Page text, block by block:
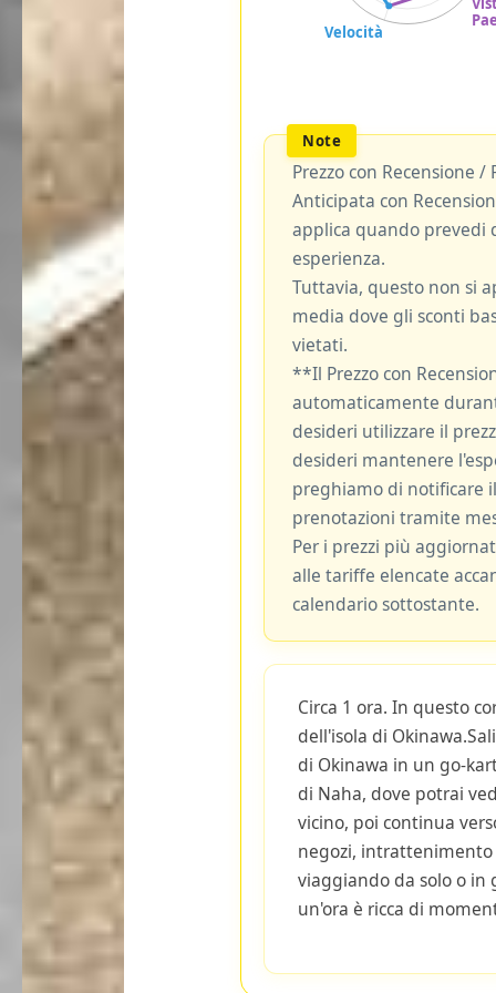
Prezzo con Recensione
Anticipata con
applica quando prevedi
esperienza.
Tuttavia, questo non si
media dove gli sconti
vietati.
**Il Prezzo con
automaticamente
desideri utilizzare il
desideri mantenere
preghiamo di notificare
prenotazioni tramite
Per i prezzi più
alle tariffe elencate
calendario sottostante.
Circa 1 ora. In questo
dell'isola di
di Okinawa in un go-
di Naha, dove potrai
vicino, poi continua
negozi, intrattenimento
viaggiando da solo o
un'ora è ricca di